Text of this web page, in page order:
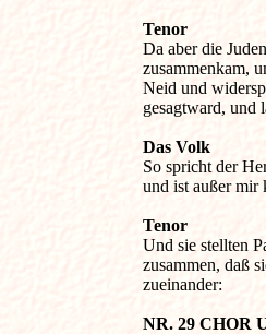
Tenor
Da aber die
zusammenkam,
Neid und
gesagtward, und
Das Volk
So spricht der
und ist außer mir
Tenor
Und sie stellten
zusammen, daß
zueinander:
NR. 29 CHOR